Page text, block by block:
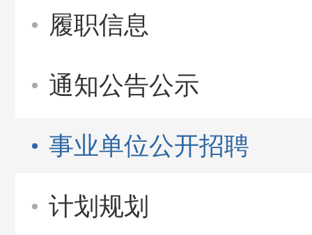
履职信息
通知公告公示
事业单位公开招聘
计划规划